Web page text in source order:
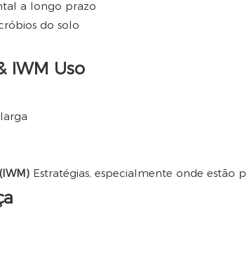
a longo prazo
do solo
IWM Uso
Estratégias, especialmente onde estão